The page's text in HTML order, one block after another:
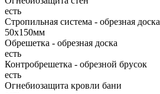
есть
Стропильная система - обрезная доска
50х150мм
Обрешетка - обрезная доска
есть
Контробрешетка - обрезной брусок
есть
Огнебиозащита кровли бани